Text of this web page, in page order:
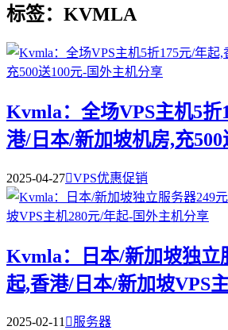
标签：KVMLA
Kvmla：全场VPS主机5折
港/日本/新加坡机房,充500
2025-04-27VPS优惠促销
Kvmla：日本/新加坡独立
起,香港/日本/新加坡VPS
2025-02-11服务器